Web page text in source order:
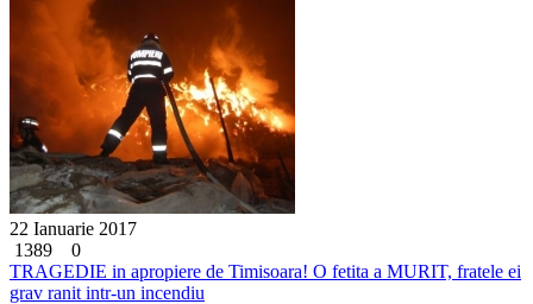
22 Ianuarie 2017
1389
0
TRAGEDIE in apropiere de Timisoara! O fetita a MURIT, fratele ei
grav ranit intr-un incendiu